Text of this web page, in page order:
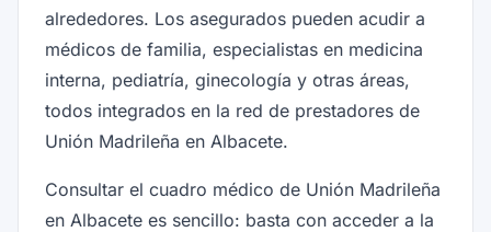
alrededores. Los asegurados pueden acudir a
médicos de familia, especialistas en medicina
interna, pediatría, ginecología y otras áreas,
todos integrados en la red de prestadores de
Unión Madrileña en Albacete.
Consultar el cuadro médico de Unión Madrileña
en Albacete es sencillo: basta con acceder a la